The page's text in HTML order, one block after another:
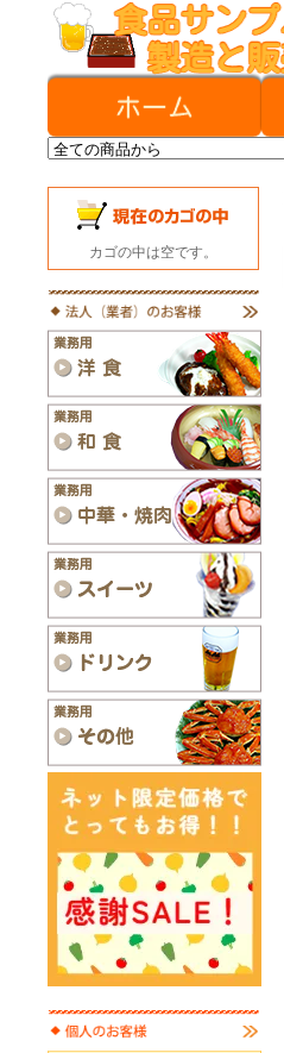
カゴの中は空です。